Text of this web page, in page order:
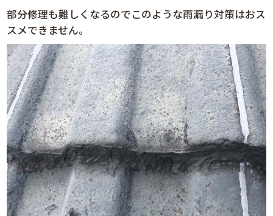
部分修理も難しくなるのでこのような雨漏り対策はおス
スメできません。